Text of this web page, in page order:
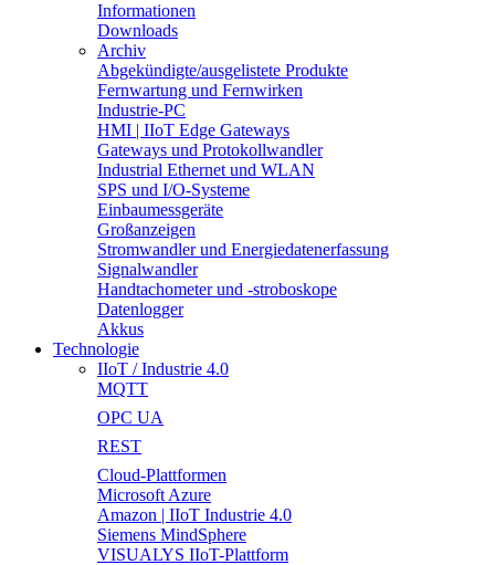
Informationen
Downloads
Archiv
Abgekündigte/ausgelistete Produkte
Fernwartung und Fernwirken
Industrie-PC
HMI | IIoT Edge Gateways
Gateways und Protokollwandler
Industrial Ethernet und WLAN
SPS und I/O-Systeme
Einbaumessgeräte
Großanzeigen
Stromwandler und Energiedatenerfassung
Signalwandler
Handtachometer und -stroboskope
Datenlogger
Akkus
Technologie
IIoT / Industrie 4.0
MQTT
OPC UA
REST
Cloud-Plattformen
Microsoft Azure
Amazon | IIoT Industrie 4.0
Siemens MindSphere
VISUALYS IIoT-Plattform